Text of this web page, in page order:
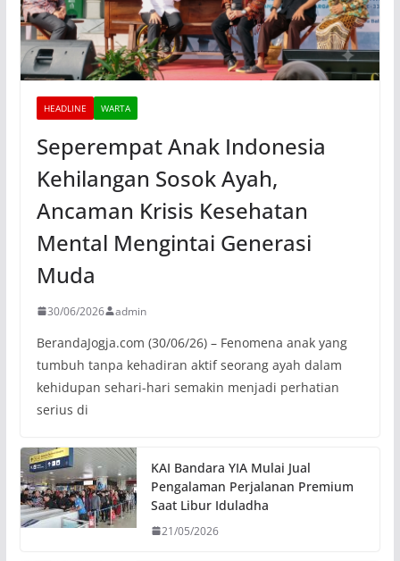
HEADLINE WARTA
Seperempat Anak Indonesia
Kehilangan Sosok Ayah,
Ancaman Krisis Kesehatan
Mental Mengintai Generasi
Muda
30/06/2026 admin
BerandaJogja.com (30/06/26) – Fenomena anak yang
tumbuh tanpa kehadiran aktif seorang ayah dalam
kehidupan sehari-hari semakin menjadi perhatian
serius di
KAI Bandara YIA Mulai Jual
Pengalaman Perjalanan Premium
Saat Libur Iduladha
21/05/2026